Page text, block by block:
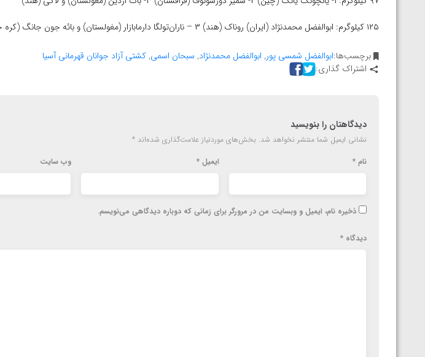
۱۲۵ کیلوگرم: ابوالفضل محمدنژاد (ایران) روناک (هند) ۳ – ناران‌تولگا دارمابازار (مغولستان) و بائه جون جانگ (کره جنوبی)
برچسب‌ها:ابوالفضل شمسی پور, ابوالفضل محمدنژاد, سبحان اسمی,کشتی آزاد جوانان قهرمانی آسیا
اشتراک گذاری:
دیدگاهتان را بنویسید
نشانی ایمیل شما منتشر نخواهد شد. بخش‌های موردنیاز علامت‌گذاری شده‌اند *
نام * ایمیل* وب‌ سایت
ذخیره نام، ایمیل و وبسایت من در مرورگر برای زمانی که دوباره دیدگاهی می‌نویسم.
دیدگاه *